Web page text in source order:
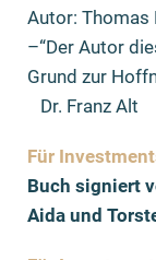
Autor: Thomas
–“Der Autor
Grund zur
Dr. Franz Alt
Für
Buch signiert
Aida und